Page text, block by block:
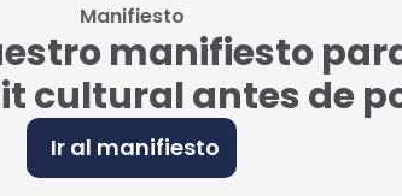
Manifiesto
manifiesto
cultural antes de
Ir al manifiesto